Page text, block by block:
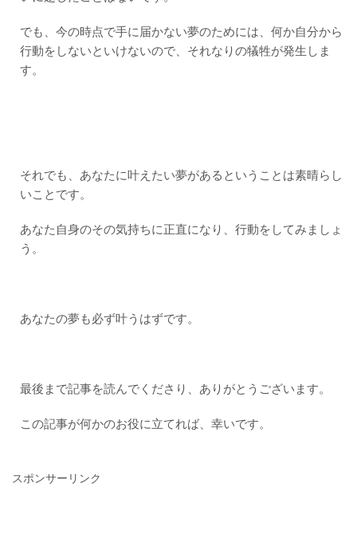
でも、今の時点で手に届かない夢のためには、何か自分から
行動をしないといけないので、それなりの犠牲が発生しま
す。
それでも、あなたに叶えたい夢があるということは素晴らし
いことです。
あなた自身のその気持ちに正直になり、行動をしてみましょ
う。
あなたの夢も必ず叶うはずです。
最後まで記事を読んでくださり、ありがとうございます。
この記事が何かのお役に立てれば、幸いです。
スポンサーリンク